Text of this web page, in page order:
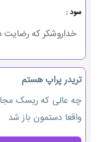
سود :
خداروشکر که رضایت
تریدر پراپ هستم
چه عالی که ریسک
واقعا دستمون باز شد